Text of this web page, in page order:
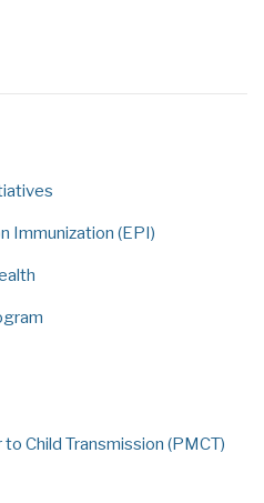
Immunization (EPI)
Child Transmission (PMCT)